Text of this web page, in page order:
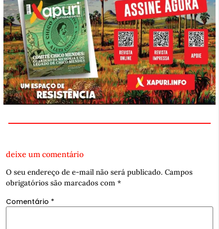
deixe um comentário
O seu endereço de e-mail não será publicado. Campos
obrigatórios são marcados com *
Comentário *